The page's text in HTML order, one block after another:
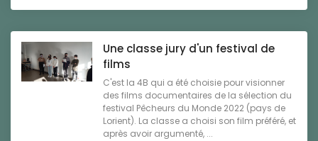
Une classe jury d'un festival de
films
C'est la 4B qui a été choisie pour visionner
des films documentaires de la sélection du
festival Pêcheurs du Monde 2022 (pays de
Lorient). La classe a choisi son film préféré, et
après avoir argumenté, ...